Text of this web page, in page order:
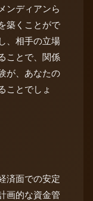
ンディアンら
築くことがで
、相手の立場
ことで、関係
が、あなたの
ことでしょ
済面での安定
画的な資金管